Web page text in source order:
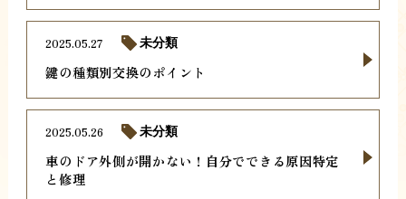
鍵の種類別交換のポイント
2025.05.27 未分類
車のドア外側が開かない！自分でできる原因特定
と修理
2025.05.26 未分類